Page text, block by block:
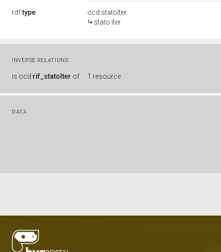
rdf:type
ocd:statoIter
stato iter
INVERSE RELATIONS
is ocd:rif_statoIter of 1 resource
DATA